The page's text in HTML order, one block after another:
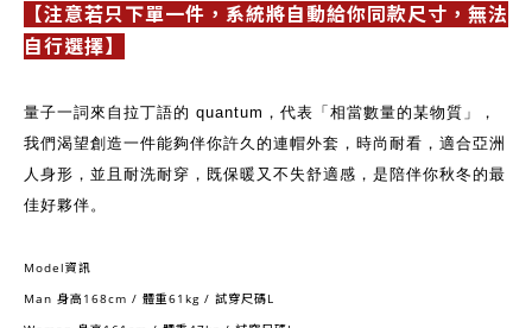
【注意若只下單一件，系統將自動給你同款尺寸，無法
自行選擇】
量子一詞來自拉丁語的 quantum，代表「相當數量的某物質」，
我們渴望創造一件能夠伴你許久的連帽外套，時尚耐看， 適合亞洲
人身形，並且耐洗耐穿，既保暖又不失舒適感，是陪伴你秋冬的最
佳好夥伴。
Model資訊
Man 身高168cm / 體重61kg / 試穿尺碼L